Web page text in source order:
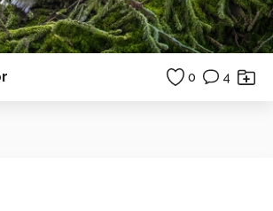
0 4